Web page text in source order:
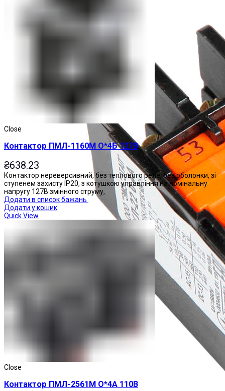
Close
Контактор ПМЛ-1160М О*4Б 127В
₴638.23
Контактор нереверсивний, без теплового реле, без оболонки, зі
ступенем захисту IP20, з котушкою управління на номінальну
напругу 127В змінного струму,
Додати в список бажань
Додати у кошик
Quick View
Close
Контактор ПМЛ-2561М О*4А 110В